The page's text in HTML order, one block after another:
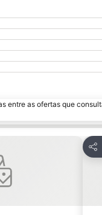
entre as ofertas que